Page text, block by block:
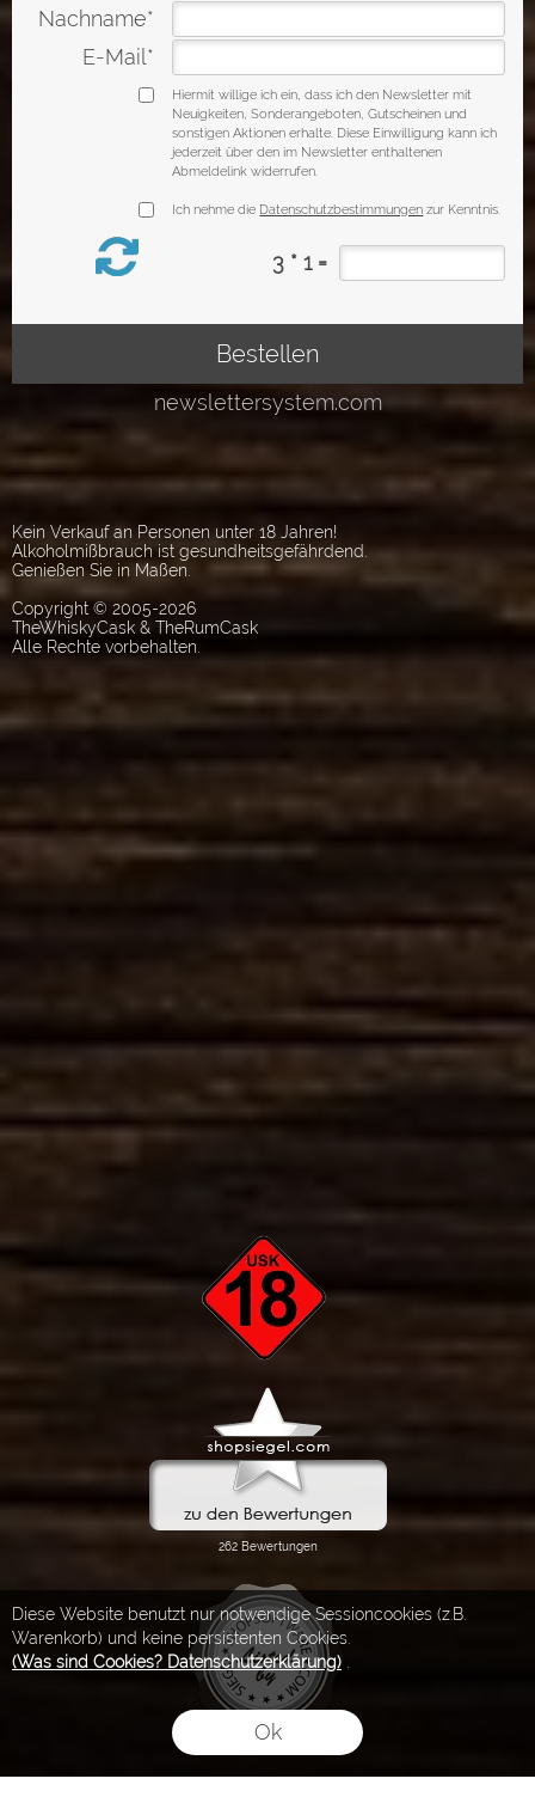
Diese Website benutzt nur notwendige Sessioncookies (z.B.
Warenkorb) und keine persistenten Cookies.
(Was sind Cookies? Datenschutzerklärung)
Ok
Kein Verkauf an Personen unter 18 Jahren!
Alkoholmißbrauch ist gesundheitsgefährdend.
Genießen Sie in Maßen.
Copyright © 2005-2026
TheWhiskyCask & TheRumCask
Alle Rechte vorbehalten.